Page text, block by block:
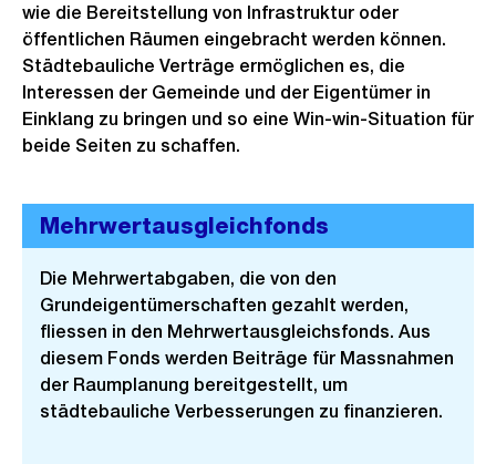
wie die Bereitstellung von Infrastruktur oder
öffentlichen Räumen eingebracht werden können.
Städtebauliche Verträge ermöglichen es, die
Interessen der Gemeinde und der Eigentümer in
Einklang zu bringen und so eine Win-win-Situation für
beide Seiten zu schaffen.
Mehrwertausgleichfonds
Die Mehrwertabgaben, die von den
Grundeigentümerschaften gezahlt werden,
fliessen in den Mehrwertausgleichsfonds. Aus
diesem Fonds werden Beiträge für Massnahmen
der Raumplanung bereitgestellt, um
städtebauliche Verbesserungen zu finanzieren.